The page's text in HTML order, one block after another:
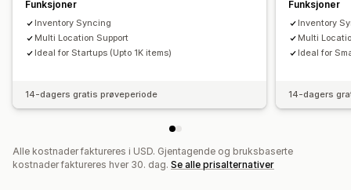
Funksjoner
Inventory Syncing
Multi Location Support
Ideal for Startups (Upto 1K items)
14-dagers gratis prøveperiode
Funksjoner
Inventory
Multi
Ideal for
14-dagers
Alle kostnader faktureres i USD. Gjentagende og bruksbaserte
kostnader faktureres hver 30. dag. Se alle prisalternativer